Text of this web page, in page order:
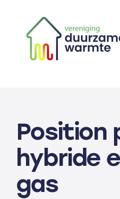
content
Position
hybride
gas